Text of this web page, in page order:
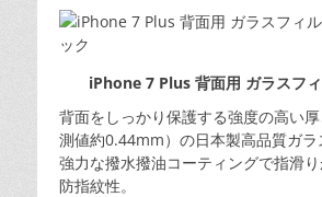
カ
iPhone 7 Plus 背面用 ガラスフ
背面をしっかり保護する強度の高い
測値約0.44mm）の日本製高品質ガラ
強力な撥水撥油コーティングで指滑
防指紋性。